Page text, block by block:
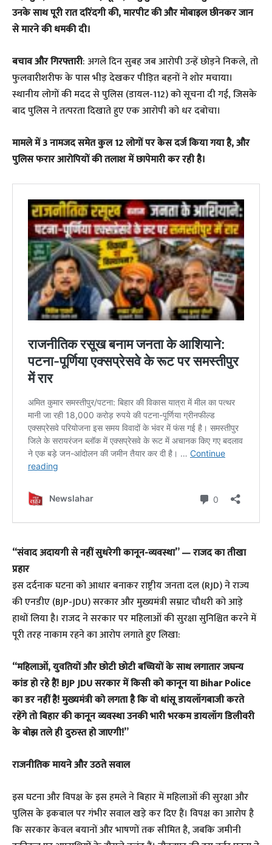
उनके साथ पूरी रात दरिंदगी की, मारपीट की और मोबाइल छीनकर जान
से मारने की धमकी दी।
बचाव और गिरफ्तारी: अगले दिन सुबह जब आरोपी उन्हें छोड़ने निकले, तो
फुलवारीशरीफ के पास भीड़ देखकर पीड़ित बहनों ने शोर मचाया।
स्थानीय लोगों की मदद से पुलिस (डायल-112) को सूचना दी गई, जिसके
बाद पुलिस ने तत्परता दिखाते हुए एक आरोपी को धर दबोचा।
मामले में 3 नामजद समेत कुल 12 लोगों पर केस दर्ज किया गया है, और
पुलिस फरार आरोपियों की तलाश में छापेमारी कर रही है।
“संवाद अदायगी से नहीं सुधरेगी कानून-व्यवस्था” — राजद का तीखा
प्रहार
इस दर्दनाक घटना को आधार बनाकर राष्ट्रीय जनता दल (RJD) ने राज्य
की एनडीए (BJP-JDU) सरकार और मुख्यमंत्री सम्राट चौधरी को आड़े
हाथों लिया है। राजद ने सरकार पर महिलाओं की सुरक्षा सुनिश्चित करने में
पूरी तरह नाकाम रहने का आरोप लगाते हुए लिखा:
“महिलाओं, युवतियों और छोटी छोटी बच्चियों के साथ लगातार जघन्य
कांड हो रहे हैं! BJP JDU सरकार में किसी को कानून या Bihar Police
का डर नहीं है! मुख्यमंत्री को लगता है कि वो धांसू डायलॉगबाजी करते
रहेंगे तो बिहार की कानून व्यवस्था उनकी भारी भरकम डायलॉग डिलीवरी
के बोझ तले ही दुरुस्त हो जाएगी!”
राजनीतिक मायने और उठते सवाल
इस घटना और विपक्ष के इस हमले ने बिहार में महिलाओं की सुरक्षा और
पुलिस के इकबाल पर गंभीर सवाल खड़े कर दिए हैं। विपक्ष का आरोप है
कि सरकार केवल बयानों और भाषणों तक सीमित है, जबकि जमीनी